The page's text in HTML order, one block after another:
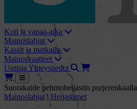
Koti ja vapaa-aika
Mainoslahjat
Kassit ja matkailu
Mainosvaatteet
Uutisia Yhteystiedot HakuTarjouskori
Tarjouskori
Avaa
suorakaide pehmoheijastin purjerenkaalla
Mainoslahjat | Heijastimet